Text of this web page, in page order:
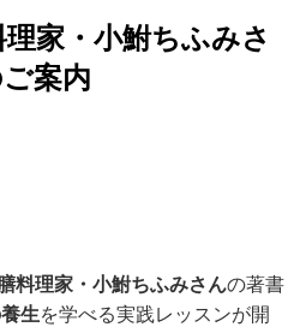
家・小鮒ちふみさ
案内
料理家・小鮒ちふみさんの著書
生を学べる実践レッスンが開